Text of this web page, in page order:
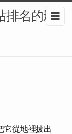
排名的影
它從地裡拔出